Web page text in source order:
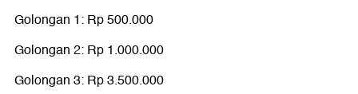
Golongan 1: Rp 500.000
Golongan 2: Rp 1.000.000
Golongan 3: Rp 3.500.000